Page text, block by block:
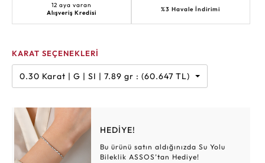
12 aya varan
Alışveriş Kredisi
%3 Havale İndirimi
KARAT SEÇENEKLERİ
0.30 Karat | G | SI | 7.89 gr : (60.647 TL)
HEDİYE!
Bu ürünü satın aldığınızda Su Yolu
Bileklik ASSOS’tan Hediye!